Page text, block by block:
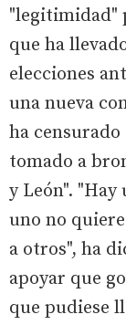
"legitimidad"
que ha
elecciones
una nueva
ha censurado
tomado a
y León".
uno no
a otros", ha
apoyar que
que pudiese